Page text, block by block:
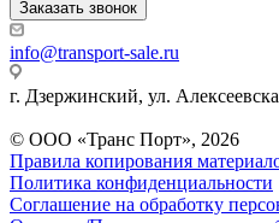
Заказать звонок
info@transport-sale.ru
г. Дзержинский, ул.
© ООО «Транс Порт», 2026
Правила копирования
Политика конфиденциальности
Соглашение на обработку